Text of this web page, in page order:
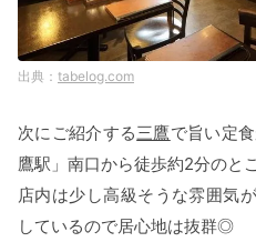
tabelog.com
次にご紹介する三鷹で旨い定
鷹駅」南口から徒歩約2分のと
店内は少し高級そうな雰囲気
しているので居心地は抜群◎